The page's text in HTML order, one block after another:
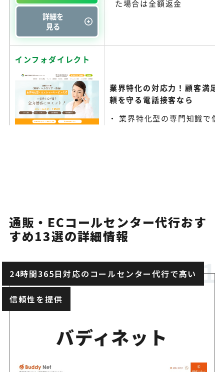
詳細を
見る
た場合は全額返金
インフォダイレクト
業界特化の対応力！顧客満足
頼を守る電話接客なら
業界特化型の専門知識で信
KSプレミアムスタッ
フ
受注量に応じたコスト設定を
ECサポロジPlus
主要ECサイトに対応した高
行サービス
通販・ECコールセンター代行おす
すめ13選の詳細情報
24時間365日対応のコールセンター代行で高い
信頼性を提供
バディネット